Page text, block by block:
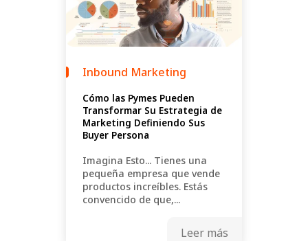
Inbound Marketing
Cómo las Pymes Pueden
Transformar Su Estrategia de
Marketing Definiendo Sus
Buyer Persona
Imagina Esto... Tienes una
pequeña empresa que vende
productos increíbles. Estás
convencido de que,...
Leer más